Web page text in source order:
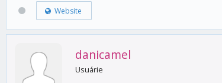
Website
danicamel
Usuárie